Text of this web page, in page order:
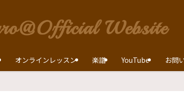
オンラインレッスン 楽譜 YouTube お問